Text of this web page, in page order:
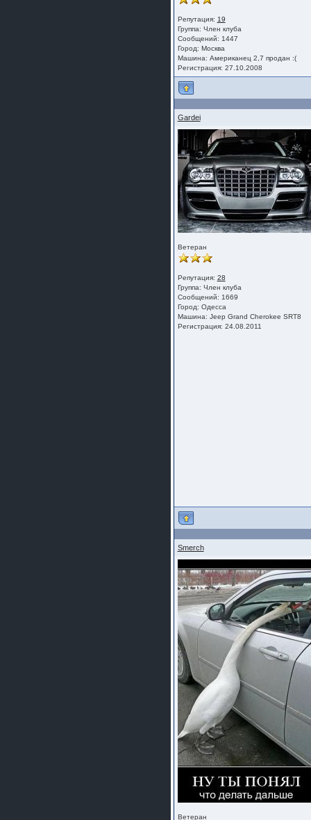
Репутация: 19
Группа: Член клуба
Сообщений: 1447
Город: Москва
Машина: Американец 2,7 продан :(
Регистрация: 27.10.2008
Gardei
Ветеран
Репутация: 28
Группа: Член клуба
Сообщений: 1669
Город: Одесса
Машина: Jeep Grand Cherokee SRT8
Регистрация: 24.08.2011
Smerch
Ветеран